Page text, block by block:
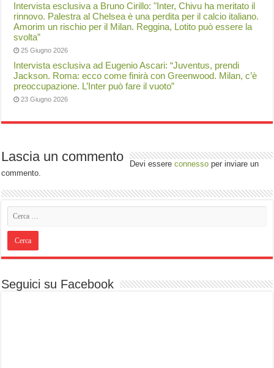
Intervista esclusiva a Bruno Cirillo: "Inter, Chivu ha meritato il
rinnovo. Palestra al Chelsea è una perdita per il calcio italiano.
Amorim un rischio per il Milan. Reggina, Lotito può essere la
svolta”
25 Giugno 2026
Intervista esclusiva ad Eugenio Ascari: “Juventus, prendi
Jackson. Roma: ecco come finirà con Greenwood. Milan, c’è
preoccupazione. L’Inter può fare il vuoto”
23 Giugno 2026
Lascia un commento Devi essereconnesso per inviare un
commento.
Seguici su Facebook